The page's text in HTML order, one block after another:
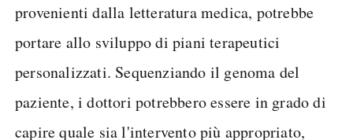
provenienti dalla letteratura medica, potrebbe
portare allo sviluppo di piani terapeutici
personalizzati. Sequenziando il genoma del
paziente, i dottori potrebbero essere in grado di
capire quale sia l'intervento più appropriato,